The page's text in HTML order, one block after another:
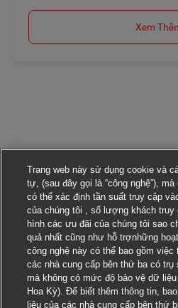
Xem
Trang web này sử dụng cookie và
tự, (sau đây gọi là “công nghệ”),
có thể xác định tần suất truy cập
của chúng tôi , số lượng khách truy
hình các ưu đãi của chúng tôi sao
quả nhất cũng như hỗ trợnhững
công nghệ này có thể bao gồm việc
các nhà cung cấp bên thứ ba có
mà không có mức độ bảo vệ dữ
Hoa Kỳ). Để biết thêm thông tin,
liệu của các nhà cung cấp bên thứ